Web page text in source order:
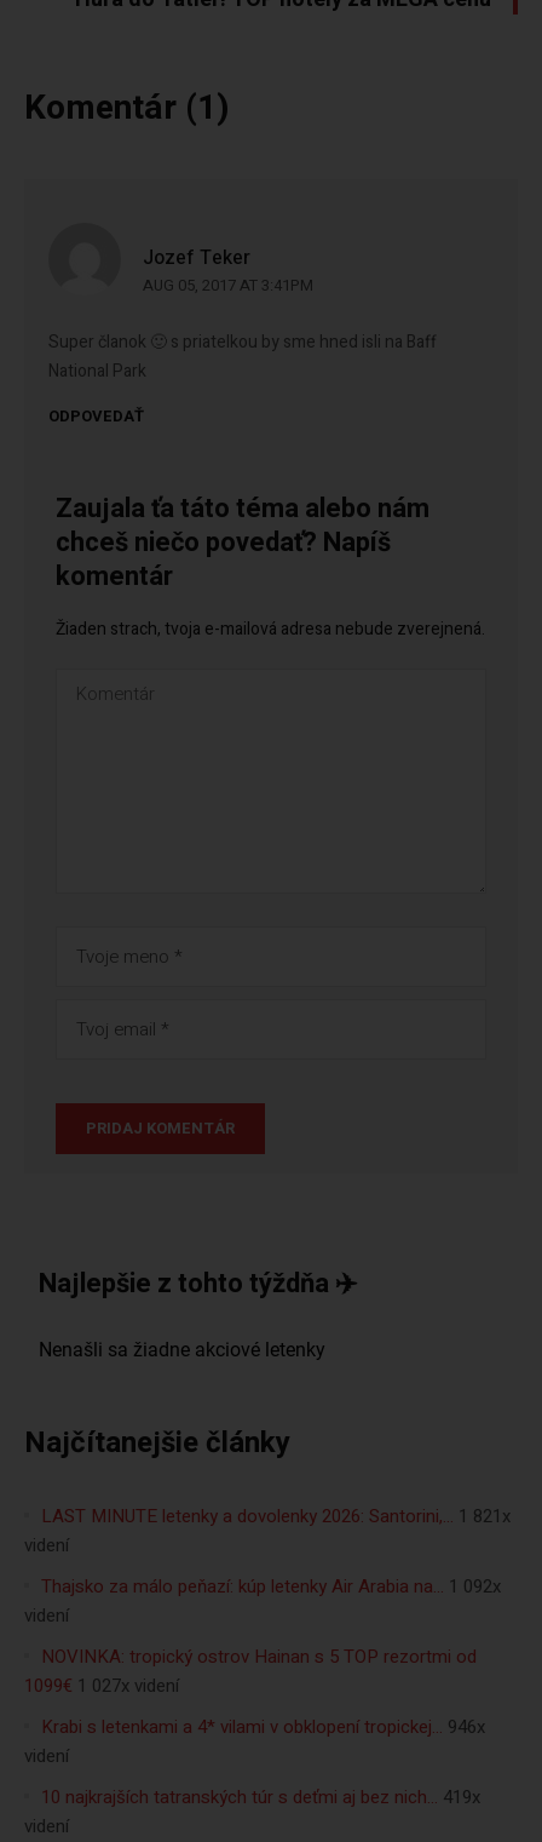
Komentár (1)
Jozef Teker
AUG 05, 2017 AT 3:41PM
Super članok 🙂 s priatelkou by sme hned isli na Baff
National Park
ODPOVEDAŤ
Zaujala ťa táto téma alebo nám
chceš niečo povedať? Napíš
komentár
Žiaden strach, tvoja e-mailová adresa nebude zverejnená.
Najlepšie z tohto týždňa ✈️
Najčítanejšie články
LAST MINUTE letenky a dovolenky 2026: Santorini,… 1 821x
videní
Thajsko za málo peňazí: kúp letenky Air Arabia na… 1 092x
videní
NOVINKA: tropický ostrov Hainan s 5 TOP rezortmi od
1099€ 1 027x videní
Krabi s letenkami a 4* vilami v obklopení tropickej… 946x
videní
10 najkrajších tatranských túr s deťmi aj bez nich… 419x
videní